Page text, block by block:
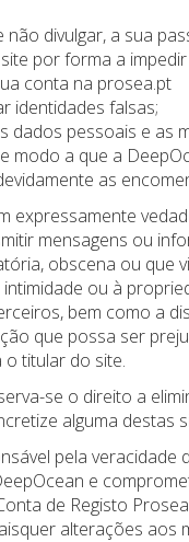
não divulgar, a sua
por forma a
conta na prosea.pt
identidades falsas;
dados pessoais e as
modo a que a
as
expressamente
mensagens ou
obscena ou que
ou à
bem como a
que possa ser
titular do site.
se o direito a
alguma destas
pela veracidade
e
de Registo
alterações aos